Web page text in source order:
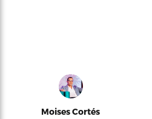
Moises Cortés